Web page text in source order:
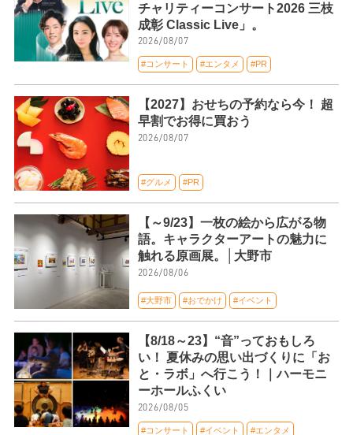
チャリティーコンサート2026 三枝
成彰 Classic Live」。
2026/08/07
#コンサート #エンタメ #PR
【2027】おせちの予約なら今！ 超
早割でお得に買おう
2026/08/07
#グルメ #PR
【～9/23】一枚の絵から広がる物
語。キャラクターアートの魅力に
触れる原画展。│大野市
2026/08/06
#大野市 #おでかけ #イベント
【8/18～23】“音”っておもしろ
い！ 夏休みの思い出づくりに「お
と・ラボ」へ行こう！｜ハーモニ
ーホールふくい
2026/08/05
#コンサート #イベント #エンタメ